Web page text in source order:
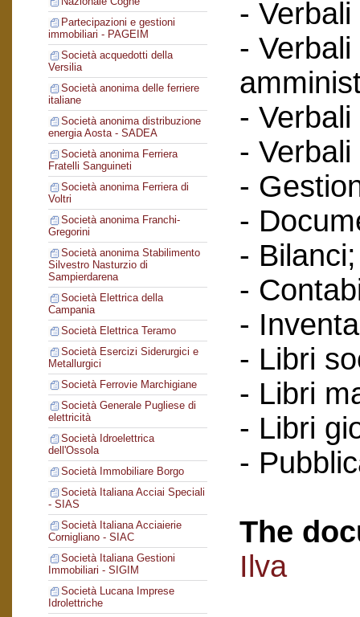
Partecipazioni e gestioni
immobiliari - PAGEIM
Società acquedotti della
Versilia
Società anonima delle ferriere
italiane
Società anonima distribuzione
energia Aosta - SADEA
Società anonima Ferriera
Fratelli Sanguineti
Società anonima Ferriera di
Voltri
Società anonima Franchi-
Gregorini
Società anonima Stabilimento
Silvestro Nasturzio di
Sampierdarena
Società Elettrica della
Campania
Società Elettrica Teramo
Società Esercizi Siderurgici e
Metallurgici
Società Ferrovie Marchigiane
Società Generale Pugliese di
elettricità
Società Idroelettrica
dell'Ossola
Società Immobiliare Borgo
Società Italiana Acciai Speciali
- SIAS
Società Italiana Acciaierie
Cornigliano - SIAC
Società Italiana Gestioni
Immobiliari - SIGIM
Società Lucana Imprese
Idrolettriche
-
-
-
-
-
-
- Bilanci;
-
-
- Libri
- Libri
- Libri
-
The
Ilva